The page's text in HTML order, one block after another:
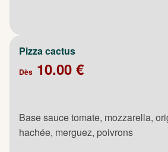
Pizza cactus
Dès 10.00 €
Base sauce tomate, mozzarella,
hachée, merguez, poivrons